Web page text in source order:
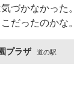
づかなかった。
だったのかな。
プラザ 道の駅